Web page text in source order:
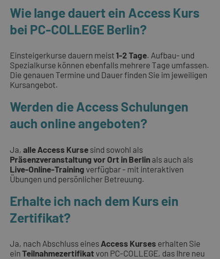
Wie lange dauert ein Access Kurs
bei PC-COLLEGE Berlin?
Einsteigerkurse dauern meist1-2 Tage. Aufbau- und
Spezialkurse können ebenfalls mehrere Tage umfassen.
Die genauen Termine und Dauer finden Sie im jeweiligen
Kursangebot.
Werden die Access Schulungen
auch online angeboten?
Ja, alle Access Kurse sind sowohl als
Präsenzveranstaltung vor Ort in Berlin als auch als
Live-Online-Training verfügbar - mit interaktiven
Übungen und persönlicher Betreuung.
Erhalte ich nach dem Kurs ein
Zertifikat?
Ja, nach Abschluss eines Access Kurses erhalten Sie
ein Teilnahmezertifikat von PC-COLLEGE, das Ihre neu